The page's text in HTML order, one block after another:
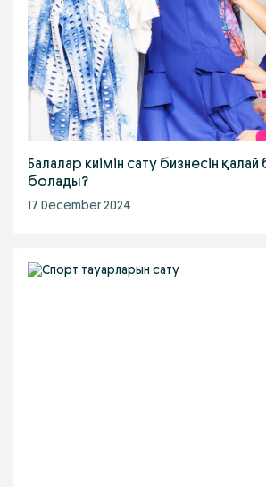
Балалар киімін сату бизнесін қалай
болады?
17 December 2024